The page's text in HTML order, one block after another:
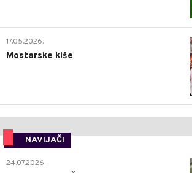
17.05.2026.
Mostarske kiše
NAVIJAČI
24.07.2026.